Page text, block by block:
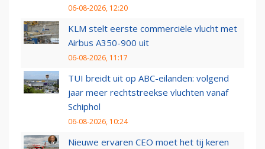
06-08-2026, 12:20
KLM stelt eerste commerciële vlucht met
Airbus A350-900 uit
06-08-2026, 11:17
TUI breidt uit op ABC-eilanden: volgend
jaar meer rechtstreekse vluchten vanaf
Schiphol
06-08-2026, 10:24
Nieuwe ervaren CEO moet het tij keren